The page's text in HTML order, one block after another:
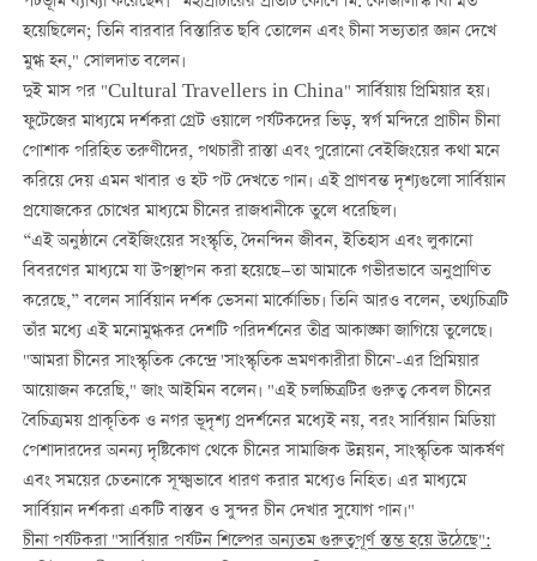
হয়েছিলেন; তিনি বারবার বিস্তারিত ছবি তোলেন এবং চীনা সভ্যতার জ্ঞান দেখে
মুগ্ধ হন," সোলদাত বলেন।
দুই মাস পর "Cultural Travellers in China" সার্বিয়ায় প্রিমিয়ার হয়।
ফুটেজের মাধ্যমে দর্শকরা গ্রেট ওয়ালে পর্যটকদের ভিড়, স্বর্গ মন্দিরে প্রাচীন চীনা
পোশাক পরিহিত তরুণীদের, পথচারী রাস্তা এবং পুরোনো বেইজিংয়ের কথা মনে
করিয়ে দেয় এমন খাবার ও হট পট দেখতে পান। এই প্রাণবন্ত দৃশ্যগুলো সার্বিয়ান
প্রযোজকের চোখের মাধ্যমে চীনের রাজধানীকে তুলে ধরেছিল।
“এই অনুষ্ঠানে বেইজিংয়ের সংস্কৃতি, দৈনন্দিন জীবন, ইতিহাস এবং লুকানো
বিবরণের মাধ্যমে যা উপস্থাপন করা হয়েছে—তা আমাকে গভীরভাবে অনুপ্রাণিত
করেছে,” বলেন সার্বিয়ান দর্শক ভেসনা মার্কোভিচ। তিনি আরও বলেন, তথ্যচিত্রটি
তাঁর মধ্যে এই মনোমুগ্ধকর দেশটি পরিদর্শনের তীব্র আকাঙ্ক্ষা জাগিয়ে তুলেছে।
"আমরা চীনের সাংস্কৃতিক কেন্দ্রে 'সাংস্কৃতিক ভ্রমণকারীরা চীনে'-এর প্রিমিয়ার
আয়োজন করেছি," জাং আইমিন বলেন। "এই চলচ্চিত্রটির গুরুত্ব কেবল চীনের
বৈচিত্র্যময় প্রাকৃতিক ও নগর ভূদৃশ্য প্রদর্শনের মধ্যেই নয়, বরং সার্বিয়ান মিডিয়া
পেশাদারদের অনন্য দৃষ্টিকোণ থেকে চীনের সামাজিক উন্নয়ন, সাংস্কৃতিক আকর্ষণ
এবং সময়ের চেতনাকে সূক্ষ্মভাবে ধারণ করার মধ্যেও নিহিত। এর মাধ্যমে
সার্বিয়ান দর্শকরা একটি বাস্তব ও সুন্দর চীন দেখার সুযোগ পান।"
চীনা পর্যটকরা "সার্বিয়ার পর্যটন শিল্পের অন্যতম গুরুত্বপূর্ণ স্তম্ভ হয়ে উঠেছে":